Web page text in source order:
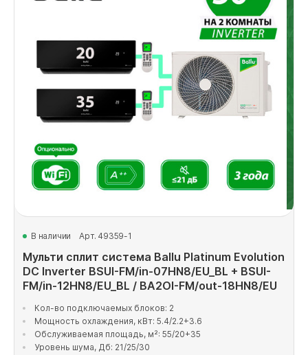
В наличии Арт. 49359-1
Мульти сплит система Ballu Platinum Evolution
DC Inverter BSUI-FM/in-07HN8/EU_BL + BSUI-
FM/in-12HN8/EU_BL / BA2OI-FM/out-18HN8/EU
Кол-во подключаемых блоков: 2
Мощность охлаждения, кВт: 5.4/2.2+3.6
Обслуживаемая площадь, м²: 55/20+35
Уровень шума, Дб: 21/25/30